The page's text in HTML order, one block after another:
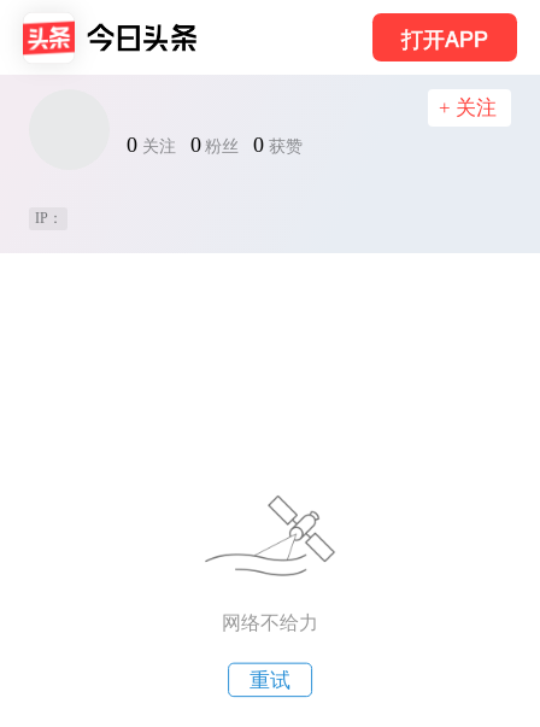
打开APP
0 关注 0 粉丝 0 获赞
+ 关注
IP：
网络不给力
重试